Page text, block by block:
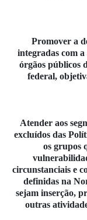
Promover a
integradas com
órgãos públicos
federal,
Atender aos
excluídos das
os grupos
circunstanciais e
definidas na
sejam inserção,
outras